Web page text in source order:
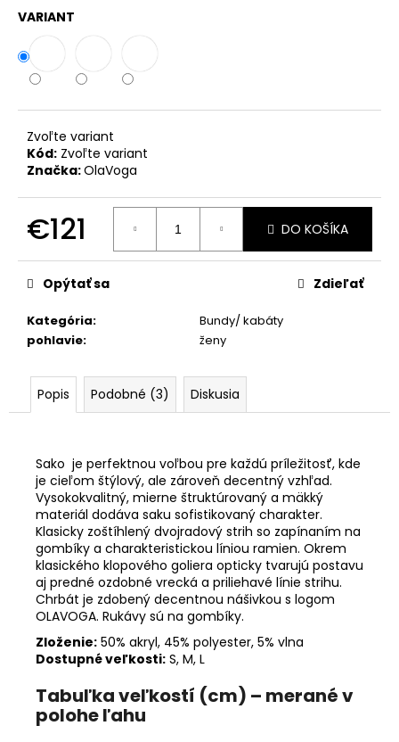
VARIANT
Zvoľte variant
Kód: Zvoľte variant
Značka:OlaVoga
€121 DO KOŠÍKA
Kategória:
Bundy/ kabáty
pohlavie: ženy
Opýtať sa Zdieľať
Popis Podobné (3) Diskusia
Sako je perfektnou voľbou pre každú príležitosť, kde
je cieľom štýlový, ale zároveň decentný vzhľad.
Vysokokvalitný, mierne štruktúrovaný a mäkký
materiál dodáva saku sofistikovaný charakter.
Klasicky zoštíhlený dvojradový strih so zapínaním na
gombíky a charakteristickou líniou ramien. Okrem
klasického klopového goliera opticky tvarujú postavu
aj predné ozdobné vrecká a priliehavé línie strihu.
Chrbát je zdobený decentnou nášivkou s logom
OLAVOGA. Rukávy sú na gombíky.
Zloženie: 50% akryl, 45% polyester, 5% vlna
Dostupné veľkosti: S, M, L
Tabuľka veľkostí (cm) – merané v
polohe ľahu
a
m
e
SUKŇA
VRECKAMI
MCO
BOW